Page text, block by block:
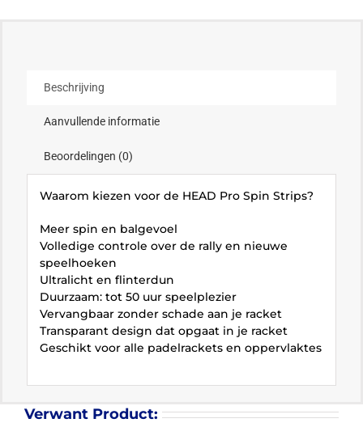
Beschrijving
Aanvullende informatie
Beoordelingen (0)
Waarom kiezen voor de HEAD Pro Spin Strips?
Meer spin en balgevoel
Volledige controle over de rally en nieuwe
speelhoeken
Ultralicht en flinterdun
Duurzaam: tot 50 uur speelplezier
Vervangbaar zonder schade aan je racket
Transparant design dat opgaat in je racket
Geschikt voor alle padelrackets en oppervlaktes
Verwant Product: